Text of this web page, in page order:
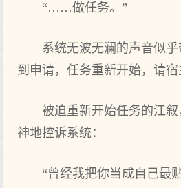
“……做任务。”
系统无波无澜的声音似
到申请，任务重新开始，请宿
被迫重新开始任务的江
神地控诉系统：
“曾经我把你当成自己最